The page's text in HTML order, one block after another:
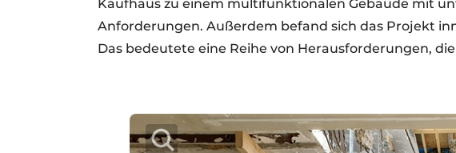
Kaufhaus zu einem multifunktionalen Gebäude mit
Anforderungen. Außerdem befand sich das Projekt
Das bedeutete eine Reihe von Herausforderungen,